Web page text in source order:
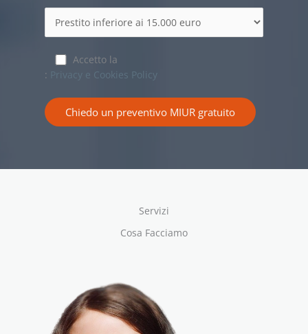
Accetto la
: Privacy e Cookies Policy
Chiedo un preventivo MIUR gratuito
Servizi
Cosa Facciamo